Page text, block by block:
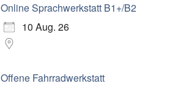
Online Sprachwerkstatt B1+/B2
10 Aug. 26
Offene Fahrradwerkstatt